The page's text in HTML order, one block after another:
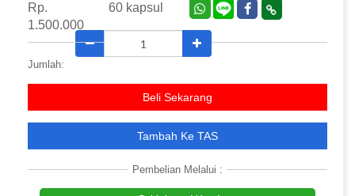
Rp.
1.500.000
60 kapsul
Jumlah:
Beli Sekarang
Tambah Ke TAS
Pembelian Melalui :